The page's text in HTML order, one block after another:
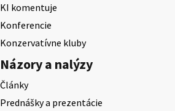
KI komentuje
Konferencie
Konzervatívne kluby
Názory a nalýzy
Články
Prednášky a prezentácie